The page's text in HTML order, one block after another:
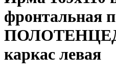
фронтальная
каркас левая